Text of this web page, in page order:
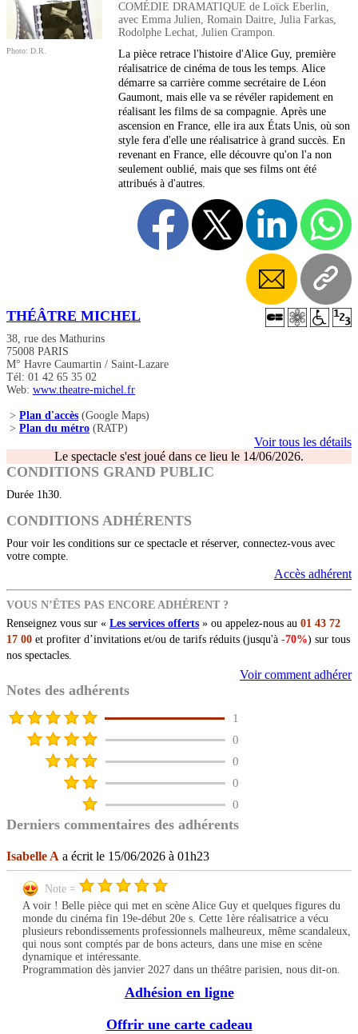
Photo: D.R.
COMÉDIE DRAMATIQUE de Loïck Eberlin,
avec Emma Julien, Romain Daitre, Julia Farkas,
Rodolphe Lechat, Julien Crampon.
La pièce retrace l'histoire d'Alice Guy, première
réalisatrice de cinéma de tous les temps. Alice
démarre sa carrière comme secrétaire de Léon
Gaumont, mais elle va se révéler rapidement en
réalisant les films de sa compagnie. Après une
ascension en France, elle ira aux États Unis, où son
style fera d'elle une réalisatrice à grand succès. En
revenant en France, elle découvre qu'on l'a non
seulement oublié, mais que ses films ont été
attribués à d'autres.
THÉÂTRE MICHEL
38, rue des Mathurins
75008 PARIS
M° Havre Caumartin / Saint-Lazare
Tél: 01 42 65 35 02
Web: www.theatre-michel.fr
> Plan d'accès (Google Maps)
> Plan du métro (RATP)
Voir tous les détails
Le spectacle s'est joué dans ce lieu le 14/06/2026.
CONDITIONS GRAND PUBLIC
Durée 1h30.
CONDITIONS ADHÉRENTS
Pour voir les conditions sur ce spectacle et réserver, connectez-vous avec
votre compte.
Accès adhérent
VOUS N’ÊTES PAS ENCORE ADHÉRENT ?
Renseignez vous sur « Les services offerts » ou appelez-nous au 01 43 72
17 00 et profiter d’invitations et/ou de tarifs réduits (jusqu'à -70%) sur tous
nos spectacles.
Voir comment adhérer
Notes des adhérents
1
0
0
0
0
Derniers commentaires des adhérents
Isabelle A a écrit le 15/06/2026 à 01h23
Note =
A voir ! Belle pièce qui met en scène Alice Guy et quelques figures du
monde du cinéma fin 19e-début 20e s. Cette 1ère réalisatrice a vécu
plusieurs rebondissements professionnels malheureux, même scandaleux,
qui nous sont comptés par de bons acteurs, dans une mise en scène
dynamique et intéressante.
Programmation dès janvier 2027 dans un théâtre parisien, nous dit-on.
Adhésion en ligne
Offrir une carte cadeau